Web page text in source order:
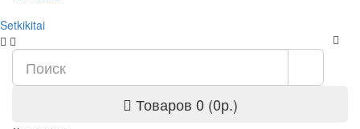
Setkikitai
Товаров 0 (0р.)